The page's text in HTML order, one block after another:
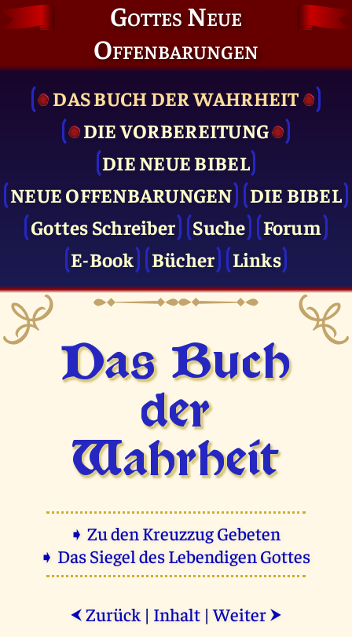
Gottes Neue
Offenbarungen
DAS BUCH DER WAHRHEIT
DIE VOR­BEREITUNG
DIE NEUE BIBEL
NEUE OFFENBARUNGEN
DIE BIBEL
Gottes Schreiber
Suche
Forum
E-Book
Bücher Links
Das Buch
der
Wahrheit
➧ Zu den Kreuzzug Gebeten
➧ Das Siegel des Lebendigen Gottes
⮜ Zurück | Inhalt |Weiter ⮞